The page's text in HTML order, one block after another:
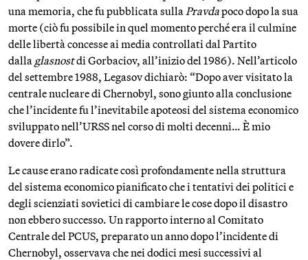
una memoria, che fu pubblicata sullaPravdapoco dopo la sua
morte (ciò fu possibile in quel momento perché era il culmine
delle libertà concesse ai media controllati dal Partito
dalla glasnostdi Gorbaciov, all’inizio del 1986). Nell’articolo
del settembre 1988, Legasov dichiarò: “Dopo aver visitato la
centrale nucleare di Chernobyl, sono giunto alla conclusione
che l’incidente fu l’inevitabile apoteosi del sistema economico
sviluppato nell’URSS nel corso di molti decenni… È mio
dovere dirlo”.
Le cause erano radicate così profondamente nella struttura
del sistema economico pianificato che i tentativi dei politici e
degli scienziati sovietici di cambiare le cose dopo il disastro
non ebbero successo. Un rapporto interno al Comitato
Centrale del PCUS, preparato un anno dopo l’incidente di
Chernobyl, osservava che nei dodici mesi successivi al